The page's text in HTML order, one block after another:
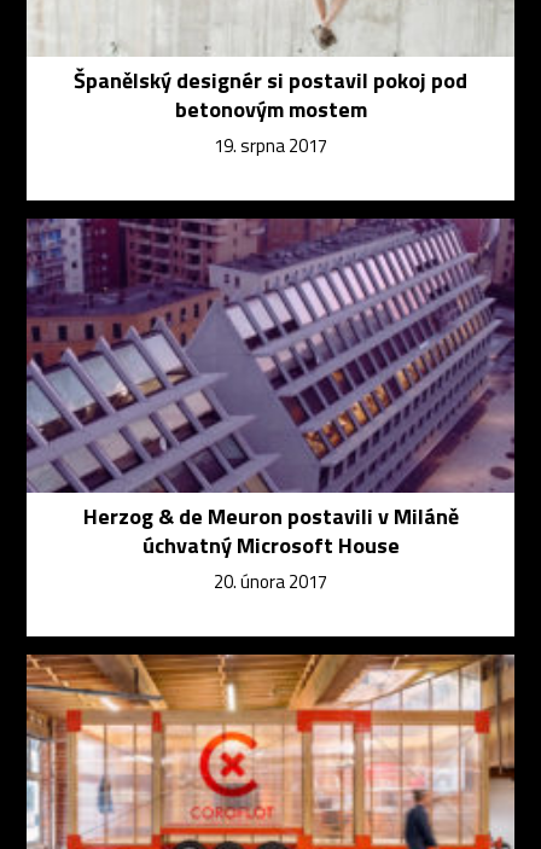
Španělský designér si postavil pokoj pod
betonovým mostem
19. srpna 2017
Herzog & de Meuron postavili v Miláně
úchvatný Microsoft House
20. února 2017